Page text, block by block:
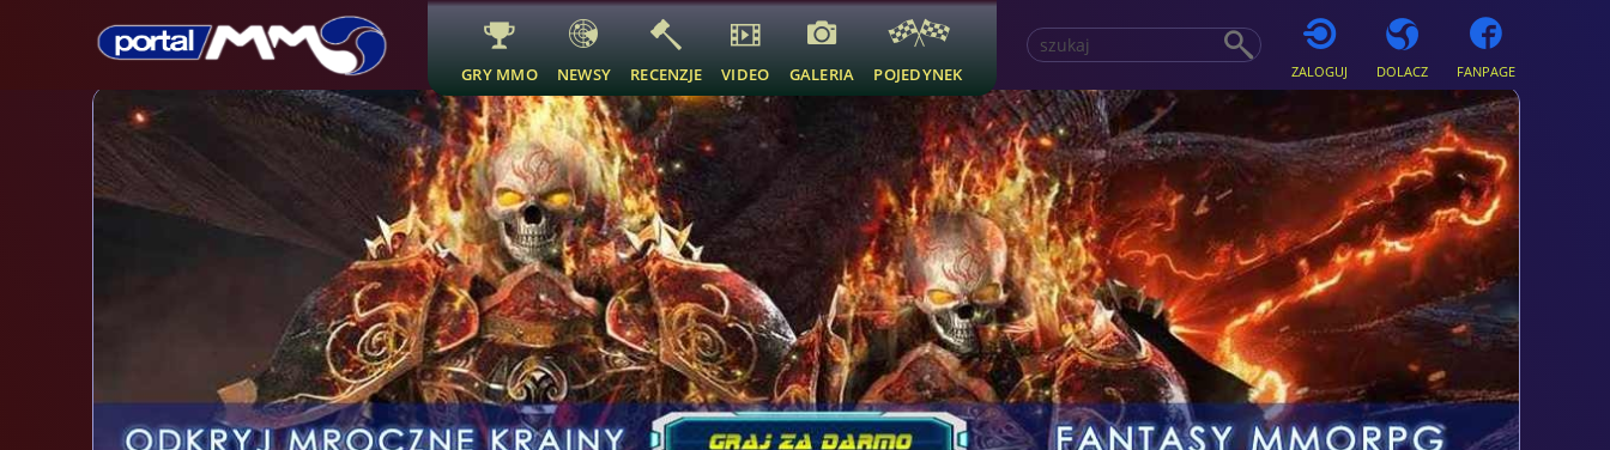
GRY MMO NEWSY RECENZJE VIDEO GALERIA POJEDYNEK ZALOGUJ DOLACZ FANPAGE